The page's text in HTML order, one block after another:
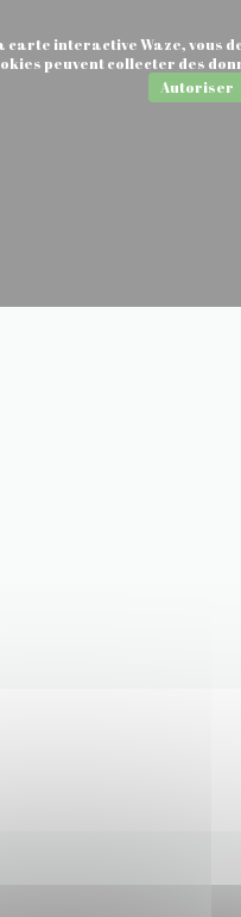
carte interactive Waze, vous
peuvent collecter des
Autoriser